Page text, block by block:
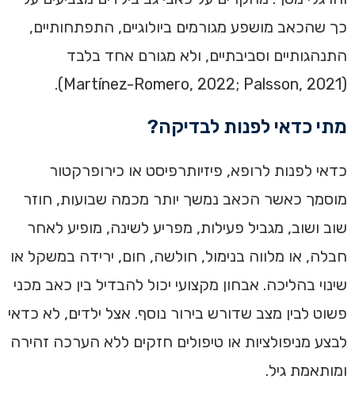
כך שהכאב מושפע מגורמים ביולוגיים, התפתחותיים,
התנהגותיים וסביבתיים, ולא מגורם אחד בלבד
(Martínez-Romero, 2022; Palsson, 2021).
מתי כדאי לפנות לבדיקה?
כדאי לפנות לרופא, פיזיותרפיסט או כירופרקטור
מוסמך כאשר הכאב נמשך יותר מכמה שבועות, חוזר
שוב ושוב, מגביל פעילות, מפריע לשינה, מופיע לאחר
חבלה, או מלווה בנימול, חולשה, חום, ירידה במשקל או
שינוי בהליכה. אבחון מקצועי יכול להבדיל בין כאב מכני
פשוט לבין מצב שדורש בירור נוסף. אצל ילדים, לא כדאי
לבצע מניפולציות או טיפולים חזקים ללא הערכה זהירה
ומותאמת גיל.